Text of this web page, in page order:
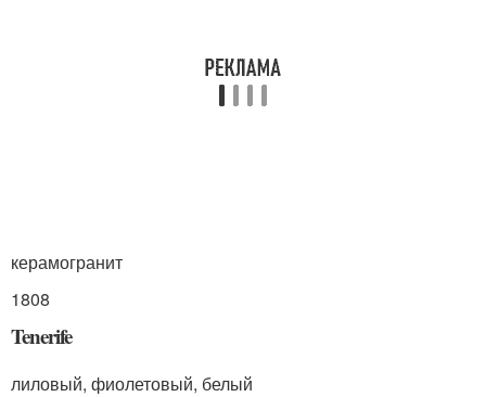
керамогранит
1808
Tenerife
лиловый, фиолетовый, белый